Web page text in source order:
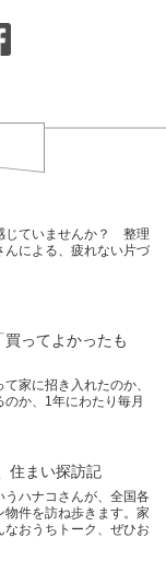
じていませんか？ 整理
による、疲れない片づ
ってよかったも
家に招き入れたのか、
か、1年にわたり毎月
住まい探訪記
うハナコさんが、全国各
件を訪ね歩きます。家
おうちトーク、ぜひお